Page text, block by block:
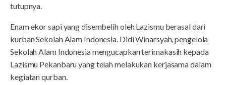
tutupnya.
Enam ekor sapi yang disembelih oleh Lazismu berasal dari
kurban Sekolah Alam Indonesia. Didi Winarsyah, pengelola
Sekolah Alam Indonesia mengucapkan terimakasih kepada
Lazismu Pekanbaru yang telah melakukan kerjasama dalam
kegiatan qurban.